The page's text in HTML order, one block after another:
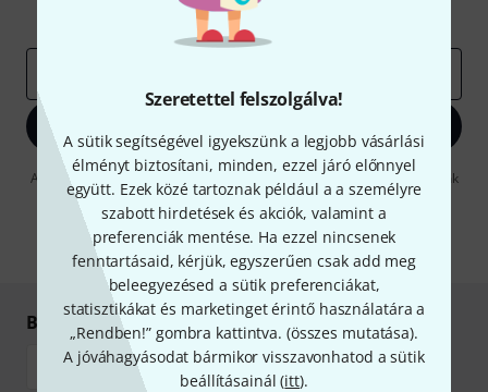
Szeretettel felszolgálva!
A sütik segítségével igyekszünk a legjobb vásárlási
élményt biztosítani, minden, ezzel járó előnnyel
együtt. Ezek közé tartoznak például a a személyre
szabott hirdetések és akciók, valamint a
preferenciák mentése. Ha ezzel nincsenek
fenntartásaid, kérjük, egyszerűen csak add meg
beleegyezésed a sütik preferenciákat,
statisztikákat és marketinget érintő használatára a
„Rendben!” gombra kattintva. (összes mutatása).
A jóváhagyásodat bármikor visszavonhatod a sütik
beállításainál (itt).
Inspiráló gondolatok
A "Bejelentkezés" gombra kattintva elfogadja, hogy e-mailben küldjünk
önnek hirdetéseket. Bármikor leiratkozhat erről. A hírlevélről további
információkat azdata protection guideline-ben talál.
* Kitöltés kötelező
Biztonságos vásárlás és fizetés